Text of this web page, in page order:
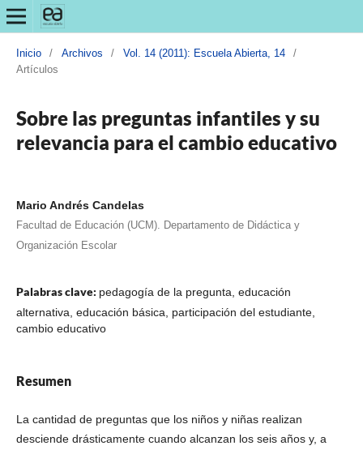
Inicio / Archivos / Vol. 14 (2011): Escuela Abierta, 14
/
Artículos
Sobre las preguntas infantiles y su
relevancia para el cambio educativo
Mario Andrés Candelas
Facultad de Educación (UCM). Departamento de Didáctica y
Organización Escolar
Palabras clave: pedagogía de la pregunta, educación
alternativa, educación básica, participación del estudiante,
cambio educativo
Resumen
La cantidad de preguntas que los niños y niñas realizan
desciende drásticamente cuando alcanzan los seis años y, a